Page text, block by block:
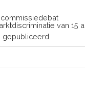
van 15
gepubliceerd.